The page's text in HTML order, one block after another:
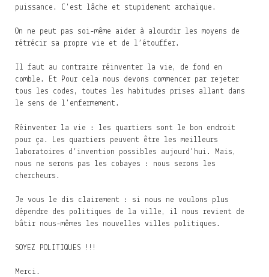
puissance. C'est lâche et stupidement archaïque.
On ne peut pas soi-même aider à alourdir les moyens de
rétrécir sa propre vie et de l’étouffer.
Il faut au contraire réinventer la vie, de fond en
comble. Et Pour cela nous devons commencer par rejeter
tous les codes, toutes les habitudes prises allant dans
le sens de l'enfermement.
Réinventer la vie : les quartiers sont le bon endroit
pour ça. Les quartiers peuvent être les meilleurs
laboratoires d’invention possibles aujourd'hui. Mais,
nous ne serons pas les cobayes : nous serons les
chercheurs.
Je vous le dis clairement : si nous ne voulons plus
dépendre des politiques de la ville, il nous revient de
bâtir nous-mêmes les nouvelles villes politiques.
SOYEZ POLITIQUES !!!
Merci.